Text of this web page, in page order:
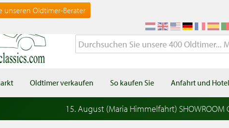
unseren Oldtimer-Berater
Oldtimer verkaufen So kaufen Sie Anfahrt und
15. August (Maria Himmelfahrt) SHOWROOM